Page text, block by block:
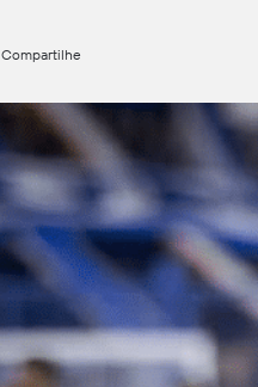
Compartilhe